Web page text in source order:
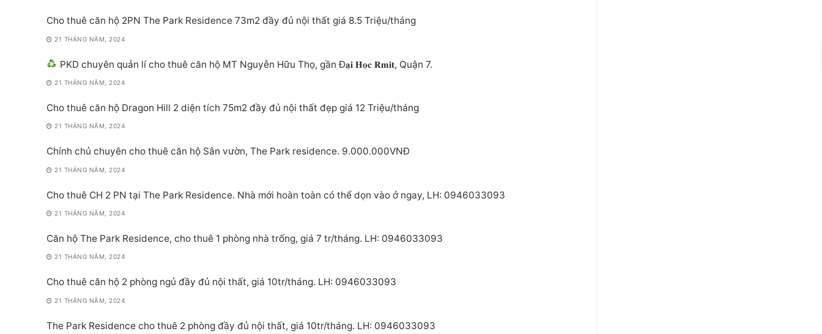
Cho thuê căn hộ 2PN The Park Residence 73m2 đầy đủ nội thất giá 8.5 Triệu/tháng
21 THÁNG NĂM, 2024
PKD chuyên quản lí cho thuê căn hộ MT Nguyễn Hữu Thọ, gần Đ𝐚̣𝐢 𝐇𝐨̣𝐜 𝐑𝐦𝐢𝐭, Quận 7.
21 THÁNG NĂM, 2024
Cho thuê căn hộ Dragon Hill 2 diện tích 75m2 đầy đủ nội thất đẹp giá 12 Triệu/tháng
21 THÁNG NĂM, 2024
Chính chủ chuyên cho thuê căn hộ Sân vườn, The Park residence. 9.000.000VNĐ
21 THÁNG NĂM, 2024
Cho thuê CH 2 PN tại The Park Residence. Nhà mới hoàn toàn có thể dọn vào ở ngay, LH: 0946033093
21 THÁNG NĂM, 2024
Căn hộ The Park Residence, cho thuê 1 phòng nhà trống, giá 7 tr/tháng. LH: 0946033093
21 THÁNG NĂM, 2024
Cho thuê căn hộ 2 phòng ngủ đầy đủ nội thất, giá 10tr/tháng. LH: 0946033093
21 THÁNG NĂM, 2024
The Park Residence cho thuê 2 phòng đầy đủ nội thất, giá 10tr/tháng. LH: 0946033093